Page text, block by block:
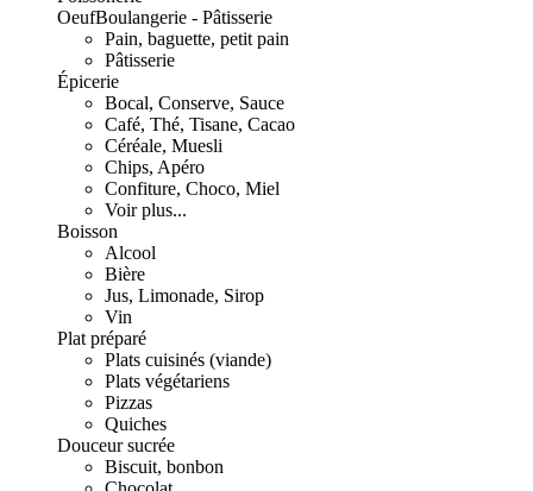
OeufBoulangerie - Pâtisserie
Pain, baguette, petit pain
Pâtisserie
Épicerie
Bocal, Conserve, Sauce
Café, Thé, Tisane, Cacao
Céréale, Muesli
Chips, Apéro
Confiture, Choco, Miel
Voir plus...
Boisson
Alcool
Bière
Jus, Limonade, Sirop
Vin
Plat préparé
Plats cuisinés (viande)
Plats végétariens
Pizzas
Quiches
Douceur sucrée
Biscuit, bonbon